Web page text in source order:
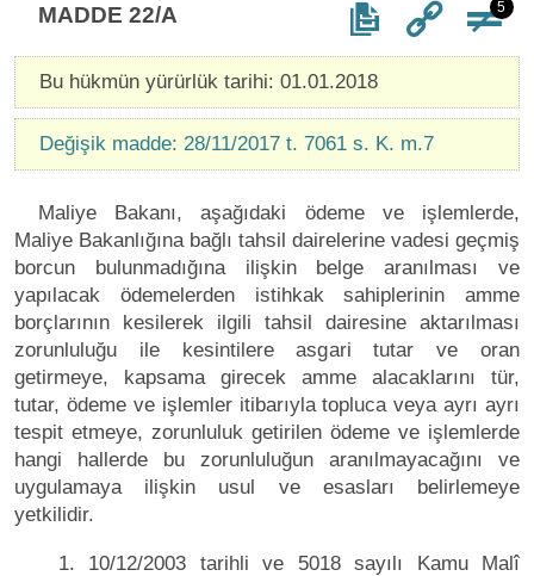
MADDE 22/A 5
Bu hükmün yürürlük tarihi: 01.01.2018
Değişik madde: 28/11/2017 t. 7061 s. K. m.7
Maliye Bakanı, aşağıdaki ödeme ve işlemlerde,
Maliye Bakanlığına bağlı tahsil dairelerine vadesi geçmiş
borcun bulunmadığına ilişkin belge aranılması ve
yapılacak ödemelerden istihkak sahiplerinin amme
borçlarının kesilerek ilgili tahsil dairesine aktarılması
zorunluluğu ile kesintilere asgari tutar ve oran
getirmeye, kapsama girecek amme alacaklarını tür,
tutar, ödeme ve işlemler itibarıyla topluca veya ayrı ayrı
tespit etmeye, zorunluluk getirilen ödeme ve işlemlerde
hangi hallerde bu zorunluluğun aranılmayacağını ve
uygulamaya ilişkin usul ve esasları belirlemeye
yetkilidir.
1. 10/12/2003 tarihli ve 5018 sayılı Kamu Malî